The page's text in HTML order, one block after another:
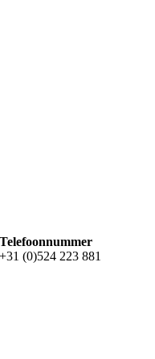
Telefoonnummer
+31 (0)524 223 881